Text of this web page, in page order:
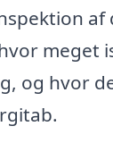
af
meget
og hvor